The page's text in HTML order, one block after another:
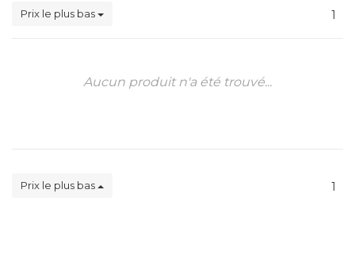
Prix le plus bas 1
Aucun produit n'a été trouvé...
Prix le plus bas 1